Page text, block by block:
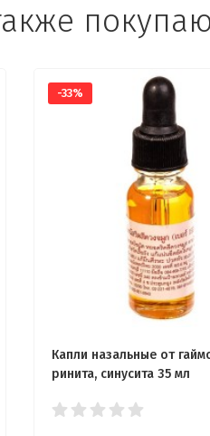
-33%
Капли назальные от
ринита, синусита 35 мл